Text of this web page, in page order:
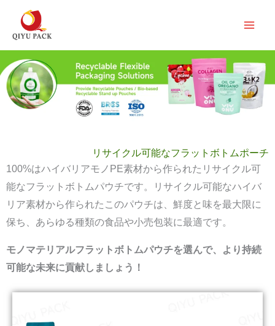
キ
ッ
リサイクル可能なフラットボトムポーチ
100%はハイバリアモノPE素材から作られたリサイクル可
能なフラットボトムパウチです。リサイクル可能なハイバ
リア素材から作られたこのパウチは、鮮度と味を最大限に
保ち、あらゆる種類の食品や小売包装に最適です。
モノマテリアルフラットボトムパウチを選んで、より持続
可能な未来に貢献しましょう！